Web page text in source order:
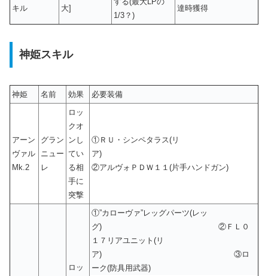
キル 大]
1/3？)
達時獲得
神姫スキル
神姫 名前 効果 必要装備
アーン
ヴァル
Mk.2
グラン
ニュー
レ
ロッ
クオ
ンし
てい
る相
手に
突撃
①ＲＵ・シンペタラス(リ
ア)
②アルヴォＰＤＷ１１(片手ハンドガン)
ロッ
①”カローヴァ”レッグパーツ(レッ
グ) ②ＦＬ０
１７リアユニット(リ
ア) ③ロ
ーク(防具用武器)